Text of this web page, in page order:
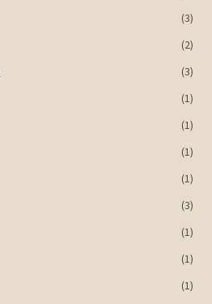
(3)
(2)
(3)
(1)
(1)
(1)
(1)
(3)
(1)
(1)
(1)